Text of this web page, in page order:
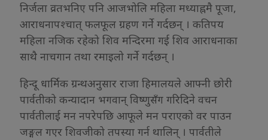
निर्जला व्रतभनिए पनि आजभोलि महिला मध्याह्नमै पूजा,
आराधनापश्चात् फलफूल ग्रहण गर्ने गर्दछन् । कतिपय
महिला नजिक रहेको शिव मन्दिरमा गई शिव आराधनाका
साथै नाचगान तथा रमाइलो गर्ने गर्दछन् ।
हिन्दू धार्मिक ग्रन्थअनुसार राजा हिमालयले आफ्नी छोरी
पार्वतीको कन्यादान भगवान् विष्णुसँग गरिदिने वचन
पार्वतीलाई मन नपरेपछि आफूले मन पराएको वर पाउन
जङ्गल गएर शिवजीको तपस्या गर्न थालिन् । पार्वतीले